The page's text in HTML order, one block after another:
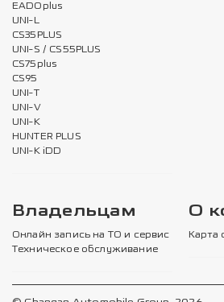
EADOplus
UNI-L
CS35PLUS
UNI-S / CS55PLUS
CS75plus
CS95
UNI-T
UNI-V
UNI-K
HUNTER PLUS
UNI-K iDD
Владельцам
Онлайн запись на ТО и сервис
Техническое обслуживание
О
Карта